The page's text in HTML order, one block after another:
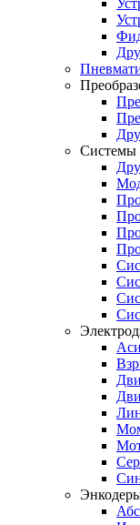
Системы